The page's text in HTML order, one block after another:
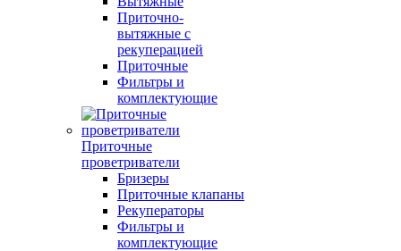
Приточно-
вытяжные с
рекуперацией
Приточные
Фильтры и
комплектующие
Приточные
проветриватели
Бризеры
Приточные клапаны
Рекуператоры
Фильтры и
комплектующие